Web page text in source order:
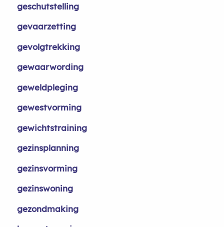
geschutstelling
gevaarzetting
gevolgtrekking
gewaarwording
geweldpleging
gewestvorming
gewichtstraining
gezinsplanning
gezinsvorming
gezinswoning
gezondmaking